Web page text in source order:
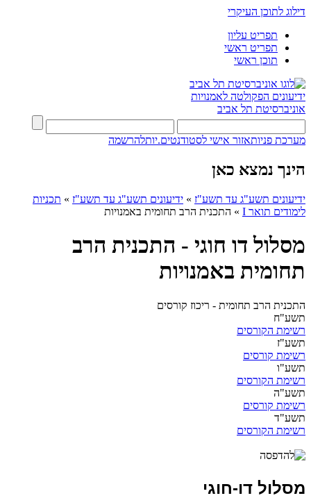
דילוג לתוכן העיקרי
תפריט עליון
תפריט ראשי
תוכן ראשי
ידיעונים הפקולטה לאמנויות
אוניברסיטת תל אביב
מערכת פניותאזור אישי לסטודנטים.יותלהרשמה
הינך נמצא כאן
ידיעונים תשע"ג עד תשע"ז » ידיעונים תשע"ג עד תשע"ז » תכניות
לימודים תואר I
» התכנית הרב תחומית באמנויות
מסלול דו חוגי - התכנית הרב
תחומית באמנויות
התכנית הרב תחומית - ריכוז קורסים
תשע"ח
רשימת הקורסים
תשע"ז
רשימת קורסים
תשע"ו
רשימת הקורסים
תשע"ה
רשימת קורסים
תשע"ד
רשימת הקורסים
מסלול דו-חוגי